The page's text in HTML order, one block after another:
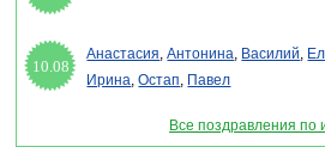
10.08
Анастасия,Антонина, Василий,
Ирина,Остап, Павел
Все поздравления по